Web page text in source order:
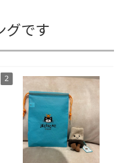
グです